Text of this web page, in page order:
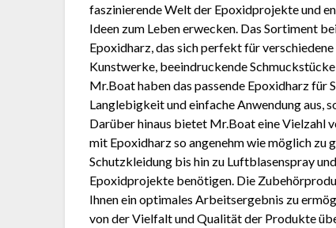
faszinierende Welt der Epoxidprojekte und
Ideen zum Leben erwecken. Das Sortiment
Epoxidharz, das sich perfekt für
Kunstwerke, beeindruckende
Mr.Boat haben das passende Epoxidharz für
Langlebigkeit und einfache Anwendung aus,
Darüber hinaus bietet Mr.Boat eine Vielzahl
mit Epoxidharz so angenehm wie möglich zu
Schutzkleidung bis hin zu Luftblasenspray
Epoxidprojekte benötigen. Die
Ihnen ein optimales Arbeitsergebnis zu
von der Vielfalt und Qualität der Produkte